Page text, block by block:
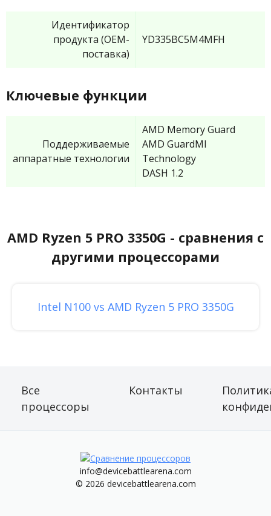
Идентификатор
продукта (OEM-
поставка)
YD335BC5M4MFH
Ключевые функции
Поддерживаемые
аппаратные технологии
AMD Memory Guard
AMD GuardMI
Technology
DASH 1.2
AMD Ryzen 5 PRO 3350G - сравнения с
другими процессорами
Intel N100 vs AMD Ryzen 5 PRO 3350G
Все
процессоры
Контакты
info@devicebattlearena.com
© 2026 devicebattlearena.com